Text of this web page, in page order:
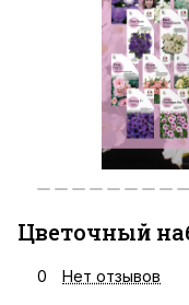
Цветочный
0 Нет отзывов